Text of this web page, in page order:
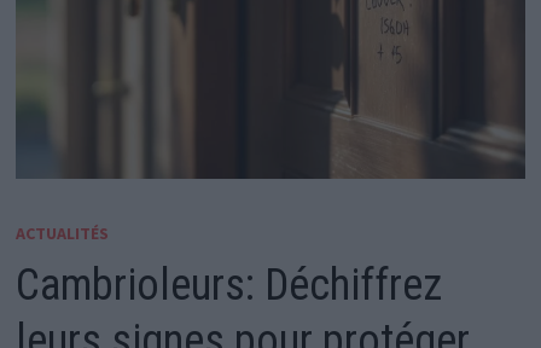
ACTUALITÉS
Cambrioleurs: Déchiffrez